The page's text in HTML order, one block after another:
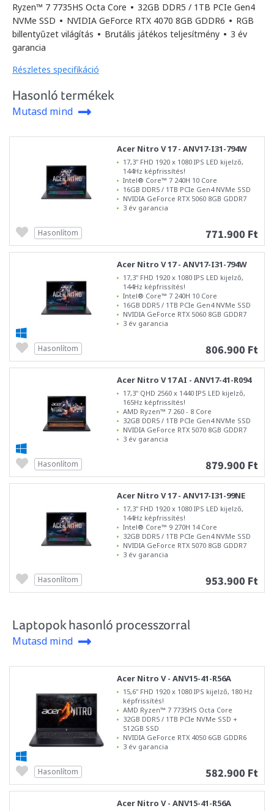
Ryzen™ 7 7735HS Octa Core • 32GB DDR5 / 1TB PCIe Gen4
NVMe SSD • NVIDIA GeForce RTX 4070 8GB GDDR6 • RGB
billentyűzet világítás • Brutális játékos teljesítmény • 3 év
garancia
Részletes specifikáció
Hasonló termékek
Mutasd mind
Acer Nitro V 17 - ANV17-I31-794W
17,3" FHD 1920 x 1080 IPS LED kijelző,
144Hz képfrissítés!
Intel® Core™ 7 240H 10 Core
16GB DDR5 / 1TB PCIe Gen4 NVMe SSD
NVIDIA GeForce RTX 5060 8GB GDDR7
3 év garancia
771.900 Ft
Hasonlítom
Acer Nitro V 17 - ANV17-I31-794W
17,3" FHD 1920 x 1080 IPS LED kijelző,
144Hz képfrissítés!
Intel® Core™ 7 240H 10 Core
16GB DDR5 / 1TB PCIe Gen4 NVMe SSD
NVIDIA GeForce RTX 5060 8GB GDDR7
3 év garancia
806.900 Ft
Hasonlítom
Acer Nitro V 17 AI - ANV17-41-R094
17,3" QHD 2560 x 1440 IPS LED kijelző,
165Hz képfrissítés!
AMD Ryzen™ 7 260 - 8 Core
32GB DDR5 / 1TB PCIe Gen4 NVMe SSD
NVIDIA GeForce RTX 5070 8GB GDDR7
3 év garancia
879.900 Ft
Hasonlítom
Acer Nitro V 17 - ANV17-I31-99NE
17,3" FHD 1920 x 1080 IPS LED kijelző,
144Hz képfrissítés!
Intel® Core™ 9 270H 14 Core
32GB DDR5 / 1TB PCIe Gen4 NVMe SSD
NVIDIA GeForce RTX 5070 8GB GDDR7
3 év garancia
953.900 Ft
Hasonlítom
Laptopok hasonló processzorral
Mutasd mind
Acer Nitro V - ANV15-41-R56A
15,6" FHD 1920 x 1080 IPS kijelző, 180 Hz
képfrissítés!
AMD Ryzen™ 7 7735HS Octa Core
32GB DDR5 / 1TB PCIe NVMe SSD +
512GB SSD
NVIDIA GeForce RTX 4050 6GB GDDR6
3 év garancia
582.900 Ft
Hasonlítom
Acer Nitro V - ANV15-41-R56A